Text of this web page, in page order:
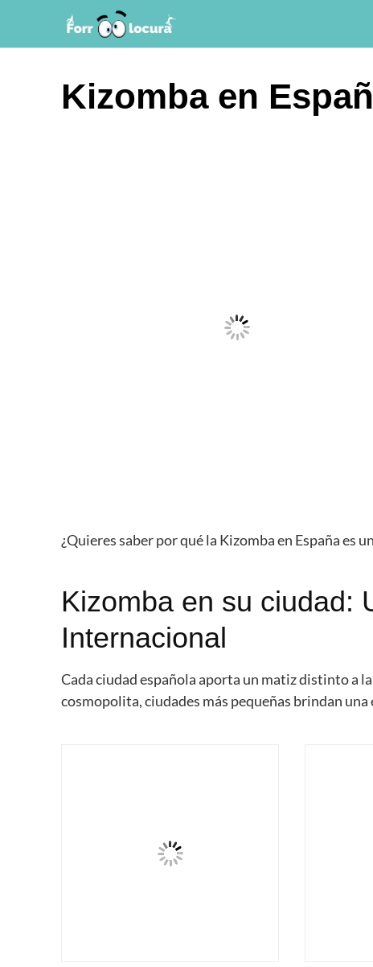
contenido
Kizomba en
¿Quieres saber por qué la Kizomba en España es
Kizomba en su ciudad:
Internacional
Cada ciudad española aporta un matiz distinto a
cosmopolita, ciudades más pequeñas brindan